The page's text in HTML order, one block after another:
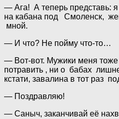
— Ага! А теперь представь:
на кабана под Смоленск,
мной.
— И что? Не пойму что-то…
— Вот-вот. Мужики меня тоже
потравить , ни о бабах
кстати, завалина в тот раз
— Поздравляю!
— Саныч, заканчивай её